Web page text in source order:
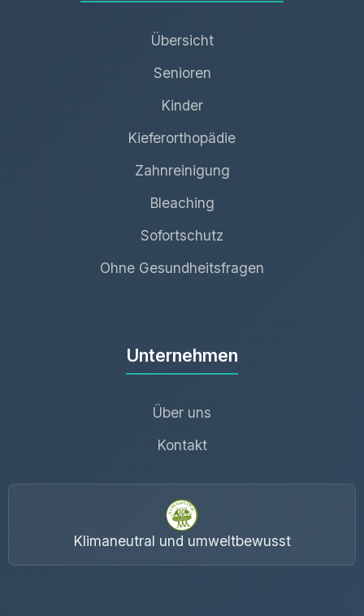
Übersicht
Senioren
Kinder
Kieferorthopädie
Zahnreinigung
Bleaching
Sofortschutz
Ohne Gesundheitsfragen
Unternehmen
Über uns
Kontakt
Klimaneutral und umweltbewusst